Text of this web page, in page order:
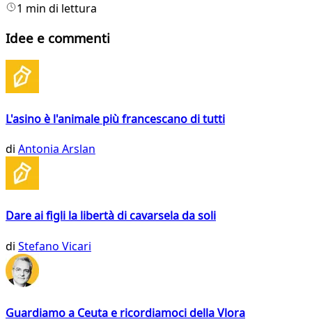
1 min di lettura
Idee e commenti
L'asino è l'animale più francescano di tutti
di Antonia Arslan
Dare ai figli la libertà di cavarsela da soli
di Stefano Vicari
Guardiamo a Ceuta e ricordiamoci della Vlora